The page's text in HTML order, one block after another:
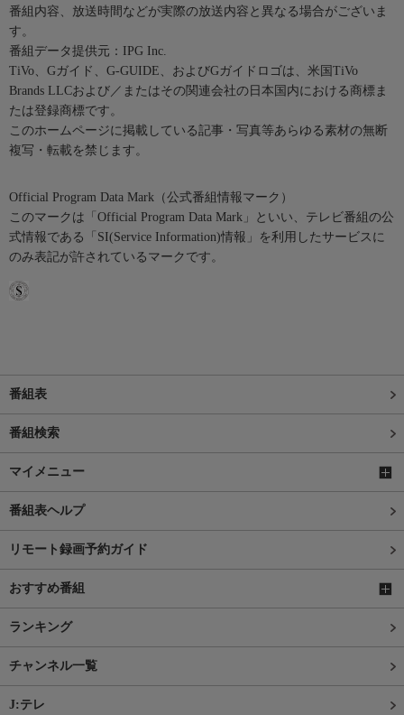
番組内容、放送時間などが実際の放送内容と異なる場合がございま
す。
番組データ提供元：IPG Inc.
TiVo、Gガイド、G-GUIDE、およびGガイドロゴは、米国TiVo
Brands LLCおよび／またはその関連会社の日本国内における商標ま
たは登録商標です。
このホームページに掲載している記事・写真等あらゆる素材の無断
複写・転載を禁じます。
Official Program Data Mark（公式番組情報マーク）
このマークは「Official Program Data Mark」といい、テレビ番組の公
式情報である「SI(Service Information)情報」を利用したサービスに
のみ表記が許されているマークです。
番組表
番組検索
マイメニュー
番組表ヘルプ
リモート録画予約ガイド
おすすめ番組
ランキング
チャンネル一覧
J:テレ